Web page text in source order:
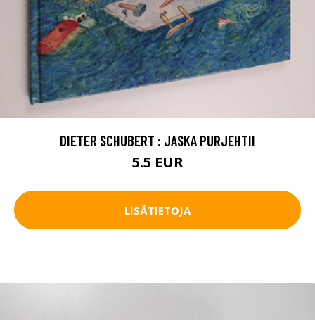
DIETER SCHUBERT : JASKA PURJEHTII
5.5 EUR
LISÄTIETOJA